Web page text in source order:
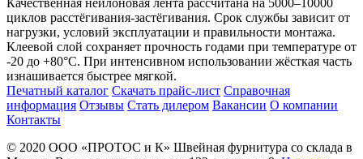
циклов расстёгивания-застёгивания. Срок службы зависит от
нагрузки, условий эксплуатации и правильности монтажа.
Клеевой слой сохраняет прочность годами при температуре от
-20 до +80°C. При интенсивном использовании жёсткая часть
изнашивается быстрее мягкой.
Печатный каталог Скачать прайс-лист Справочная
информация Отзывы Стать дилером Вакансии О компании
Контакты
© 2020 ООО «ПРОТОС и К» Швейная фурнитура со склада в